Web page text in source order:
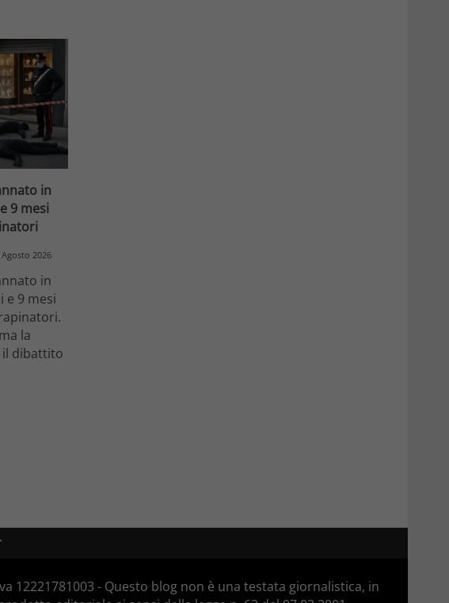
in
9 mesi
Agosto 2026
in
e 9 mesi
la
il dibattito
12221781003 - Questo blog non è una testata giornalistica, in